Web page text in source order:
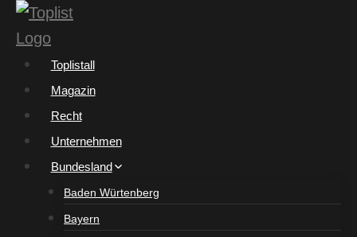
Zum
Inhalt
springenToplistall
Magazin
Recht
Unternehmen
Bundesland
Baden Würtenberg
Bayern